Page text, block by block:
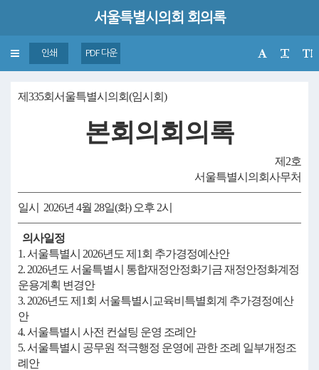
서울특별시의회 회의록
Toggle
navigation
인쇄 PDF 다운
제335회서울특별시의회(임시회)
본회의회의록
제2호
서울특별시의회사무처
일시 2026년 4월 28일(화) 오후 2시
의사일정
1. 서울특별시 2026년도 제1회 추가경정예산안
2. 2026년도 서울특별시 통합재정안정화기금 재정안정화계정
운용계획 변경안
3. 2026년도 제1회 서울특별시교육비특별회계 추가경정예산
안
4. 서울특별시 사전 컨설팅 운영 조례안
5. 서울특별시 공무원 적극행정 운영에 관한 조례 일부개정조
례안